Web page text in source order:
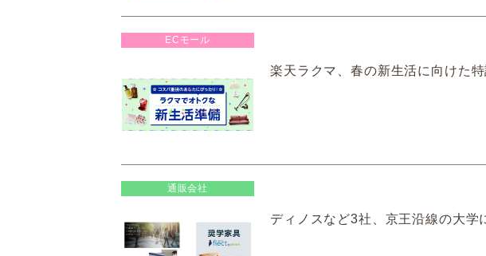
ECモール
楽天ラクマ、春の新生活に向けた
通販会社
ディノスなど3社、京王沿線の大学